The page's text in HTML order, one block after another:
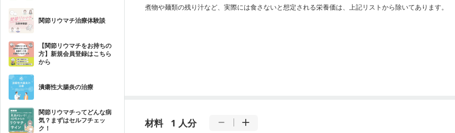
関節リウマチ治療体験談
【関節リウマチをお持ちの
方】新規会員登録はこちら
から
潰瘍性大腸炎の治療
関節リウマチってどんな病
気？まずはセルフチェッ
ク！
煮物や麺類の残り汁など、実際には食さないと想定される栄養価は、上記リストから除いてあります。
材料 1 人分